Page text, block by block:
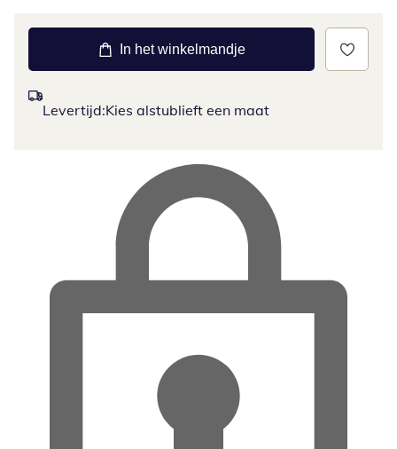
In het winkelmandje
Levertijd:Kies alstublieft een maat